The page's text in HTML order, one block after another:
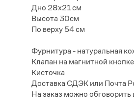
Дно 28х21 см
Высота 30см
По верху 54 см
Фурнитура - натуральная
Клапан на магнитной кнопке
Кисточка
Доставка СДЭК или Почта
На заказ можно